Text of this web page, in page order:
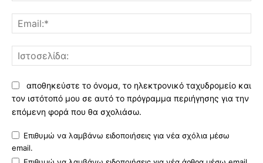
αποθηκεύστε το όνομα, το ηλεκτρονικό ταχυδρομείο και
τον ιστότοπό μου σε αυτό το πρόγραμμα περιήγησης για την
επόμενη φορά που θα σχολιάσω.
Επιθυμώ να λαμβάνω ειδοποιήσεις για νέα σχόλια μέσω
email.